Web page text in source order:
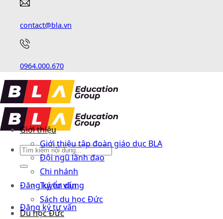
contact@bla.vn
0964.000.670
Đăng ký tư vấn
Đăng ký tư vấn
Giới thiệu
Giới thiệu tập đoàn giáo dục BLA
Đội ngũ lãnh đạo
Chi nhánh
Tuyển dụng
Sách du học Đức
Du học Đức